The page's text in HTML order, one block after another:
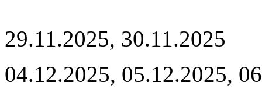
29.11.2025, 30.11.2025
04.12.2025, 05.12.2025,